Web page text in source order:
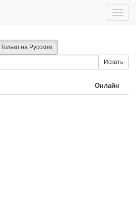
Toggle
Только на Русском
Искать
Онлайн